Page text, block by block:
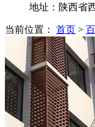
地址：陕西省
当前位置： 首页 >